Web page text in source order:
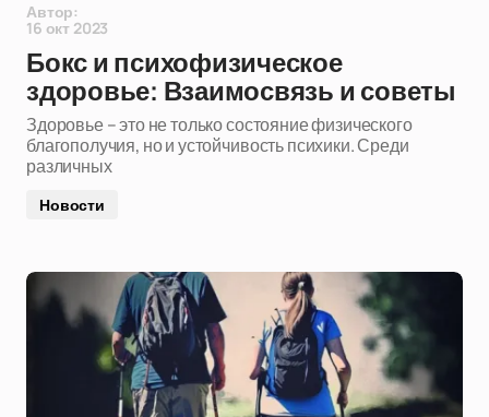
Автор:
16 окт 2023
Бокс и психофизическое
здоровье: Взаимосвязь и советы
Здоровье – это не только состояние физического
благополучия, но и устойчивость психики. Среди
различных
Новости